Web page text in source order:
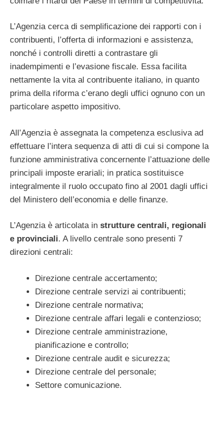
L’Agenzia cerca di semplificazione dei rapporti con i
contribuenti, l’offerta di informazioni e assistenza,
nonché i controlli diretti a contrastare gli
inadempimenti e l’evasione fiscale. Essa facilita
nettamente la vita al contribuente italiano, in quanto
prima della riforma c’erano degli uffici ognuno con un
particolare aspetto impositivo.
All’Agenzia è assegnata la competenza esclusiva ad
effettuare l’intera sequenza di atti di cui si compone la
funzione amministrativa concernente l’attuazione delle
principali imposte erariali; in pratica sostituisce
integralmente il ruolo occupato fino al 2001 dagli uffici
del Ministero dell’economia e delle finanze.
L’Agenzia è articolata in strutture centrali, regionali
e provinciali. A livello centrale sono presenti 7
direzioni centrali:
Direzione centrale accertamento;
Direzione centrale servizi ai contribuenti;
Direzione centrale normativa;
Direzione centrale affari legali e contenzioso;
Direzione centrale amministrazione,
pianificazione e controllo;
Direzione centrale audit e sicurezza;
Direzione centrale del personale;
Settore comunicazione.